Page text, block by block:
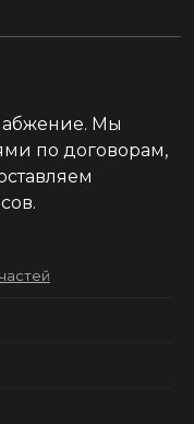
Мы
по договорам,